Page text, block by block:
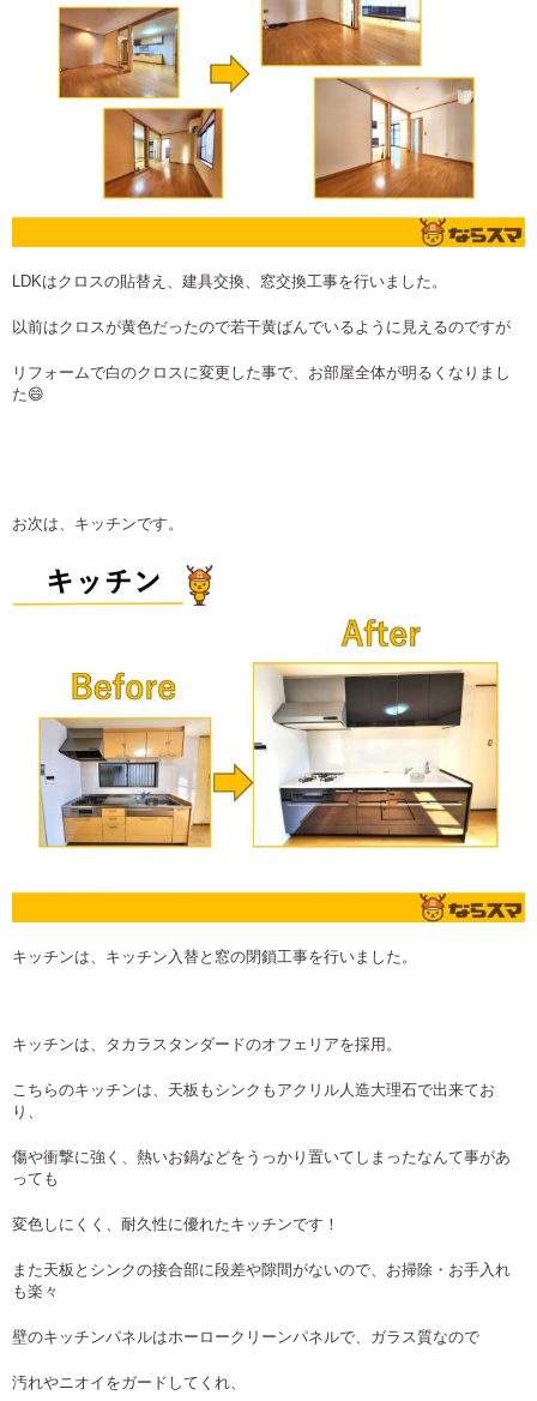
LDKはクロスの貼替え、建具交換、窓交換工事を行いました。
以前はクロスが黄色だったので若干黄ばんでいるように見えるのですが
リフォームで白のクロスに変更した事で、お部屋全体が明るくなりまし
た😄
お次は、キッチンです。
キッチンは、キッチン入替と窓の閉鎖工事を行いました。
キッチンは、タカラスタンダードのオフェリアを採用。
こちらのキッチンは、天板もシンクもアクリル人造大理石で出来てお
り、
傷や衝撃に強く、熱いお鍋などをうっかり置いてしまったなんて事があ
っても
変色しにくく、耐久性に優れたキッチンです！
また天板とシンクの接合部に段差や隙間がないので、お掃除・お手入れ
も楽々
壁のキッチンパネルはホーロークリーンパネルで、ガラス質なので
汚れやニオイをガードしてくれ、